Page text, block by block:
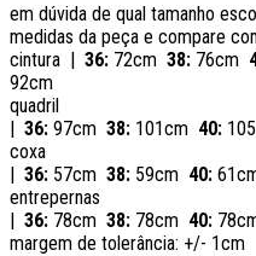
em dúvida de qual tamanho
medidas da peça e compare
cintura | 36: 72cm 38: 76cm
92cm
quadril
| 36: 97cm 38: 101cm 40:
coxa
| 36: 57cm 38: 59cm 40:
entrepernas
| 36: 78cm 38: 78cm 40:
margem de tolerância: +/- 1cm